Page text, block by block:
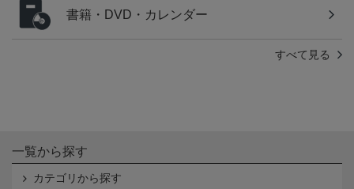
書籍・DVD・カレンダー
すべて見る
一覧から探す
カテゴリから探す